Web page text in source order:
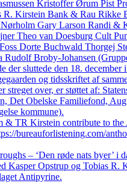
Kristoffer Ørum Pist
R. Kirstein Bank & Rau Rikke
Nørholm Gary Larson Randi &
Theo van Doesburg Cult
Dorte Buchwald Thorgej
Rudolf Broby-Johansen
der sluttede den 18. december
og tidsskriftet af
streget over, er støttet af:
Det Obelske Familiefond,
kommune).
& TR Kirstein contribute to
bureauforlistening.com/
– ‘Den røde nats byer’ i
Kasper Opstrup og Tobias R.
Antipyrine.